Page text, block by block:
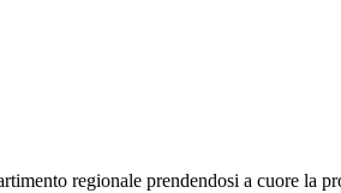
regionale prendendosi a cuore la